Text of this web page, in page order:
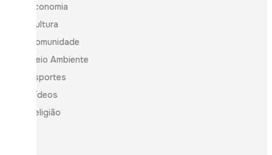
Economia
Cultura
Comunidade
Meio Ambiente
Esportes
Vídeos
Religião